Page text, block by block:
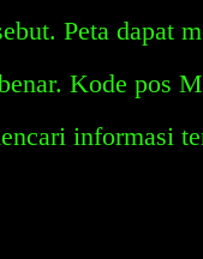
Peta dapat
Kode pos
informasi